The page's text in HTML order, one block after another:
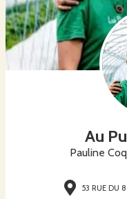
Au
Pauline
53 RUE DU